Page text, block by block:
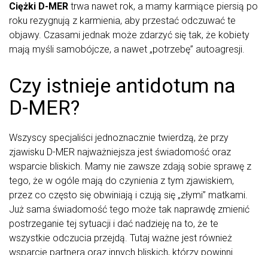
Ciężki D-MER trwa nawet rok, a mamy karmiące piersią po
roku rezygnują z karmienia, aby przestać odczuwać te
objawy. Czasami jednak może zdarzyć się tak, że kobiety
mają myśli samobójcze, a nawet „potrzebę” autoagresji.
Czy istnieje antidotum na
D-MER?
Wszyscy specjaliści jednoznacznie twierdzą, że przy
zjawisku D-MER najważniejsza jest świadomość oraz
wsparcie bliskich. Mamy nie zawsze zdają sobie sprawę z
tego, że w ogóle mają do czynienia z tym zjawiskiem,
przez co często się obwiniają i czują się „złymi” matkami.
Już sama świadomość tego może tak naprawdę zmienić
postrzeganie tej sytuacji i dać nadzieję na to, że te
wszystkie odczucia przejdą. Tutaj ważne jest również
wsparcie partnera oraz innych bliskich, którzy powinni